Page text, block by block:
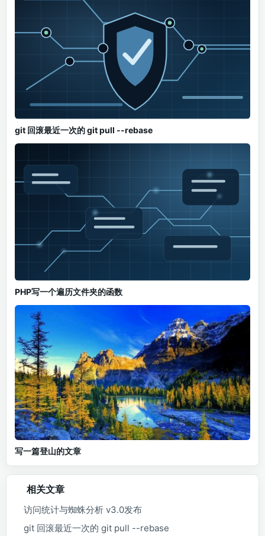
git 回滚最近一次的 git pull --rebase
PHP写一个遍历文件夹的函数
写一篇登山的文章
相关文章
访问统计与蜘蛛分析 v3.0发布
git 回滚最近一次的 git pull --rebase